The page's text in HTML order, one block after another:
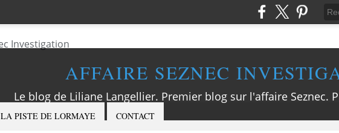
AFFAIRE SEZNEC
Le blog de Liliane Langellier. Premier blog sur l'affaire Seznec.
LA PISTE DE LORMAYE CONTACT